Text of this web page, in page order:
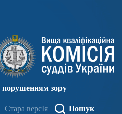
зору
Стара версІя Пошук